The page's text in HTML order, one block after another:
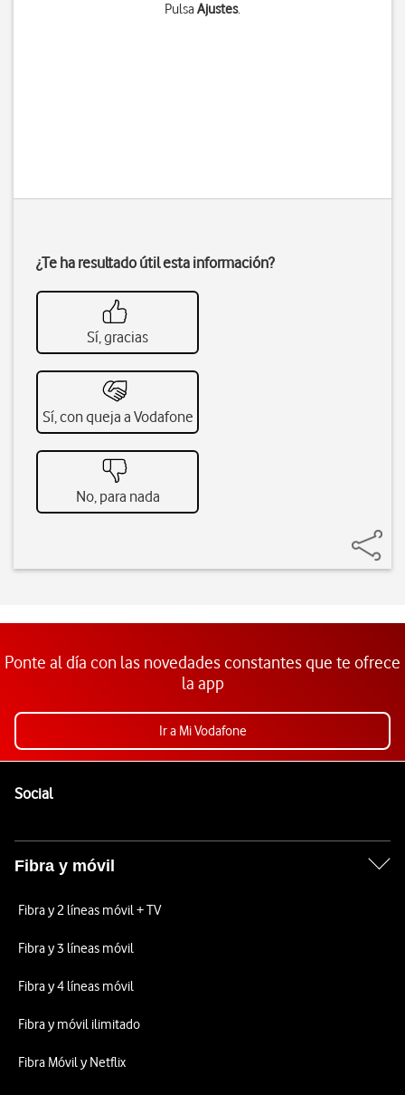
PulsaAjustes.
¿Te ha resultado útil esta información?
Sí, gracias
Sí, con queja a Vodafone
No, para nada
Ponte al día con las novedades constantes que te ofrece
la app
Ir a Mi Vodafone
SocialEnlaces a las redes sociales de Vodafone
Fibra y móvil
Fibra y 2 líneas móvil + TV
Fibra y 3 líneas móvil
Fibra y 4 líneas móvil
Fibra y móvil ilimitado
Fibra Móvil y Netflix